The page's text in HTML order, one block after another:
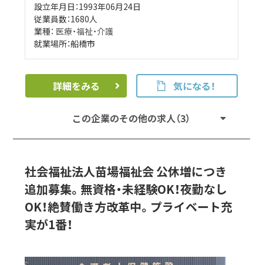
設立年月日：1993年06月24日
従業員数：1680人
業種： 医療・福祉・介護
就業場所：船橋市
詳細をみる 気になる！
この企業のその他の求人（3）
社会福祉法人苗場福祉会 公休増につき
追加募集。無資格・未経験OK！夜勤なし
OK！絶賛働き方改革中。プライベート充
実が1番！